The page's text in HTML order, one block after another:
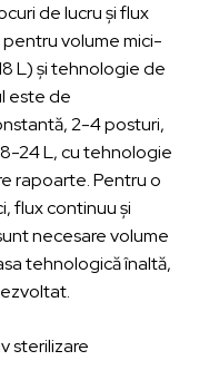
de lucru şi flux
volume mici-
L) şi tehnologie de
este de
2-4 posturi,
24 L, cu tehnologie
rapoarte. Pentru o
flux continuu şi
necesare volume
tehnologică înaltă,
sterilizare